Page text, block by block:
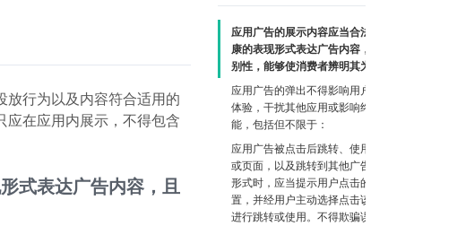
放行为以及内容符合适用的
应在应用内展示，不得包含
式表达广告内容，且
应用广告的展示内容应当合法合规，以健
康的表现形式表达广告内容，且具有可识
别性，能够使消费者辨明其为广告。
应用广告的弹出不得影响用户的正常操作
体验，干扰其他应用或影响终端设备功
能，包括但不限于：
应用广告被点击后跳转、使用第三方应用
或页面，以及跳转到其他广告页面或广告
形式时，应当提示用户点击的范围和位
置，并经用户主动选择点击该范围之后才
进行跳转或使用。不得欺骗误导强迫用户